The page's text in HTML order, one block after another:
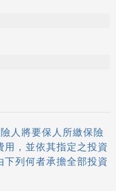
人將要保人所繳保險
用，並依其指定之投資
下列何者承擔全部投資